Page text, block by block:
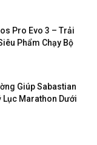
Pro Evo 3 – Trải
Phẩm Chạy Bộ
Giúp Sabastian
Lục Marathon Dưới